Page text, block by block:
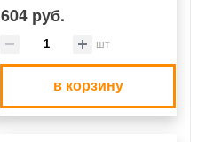
604 руб.
шт
в корзину